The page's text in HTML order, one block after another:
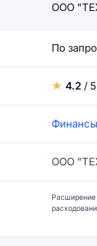
ООО
По
★ 4.2 / 5
ООО
Расширение